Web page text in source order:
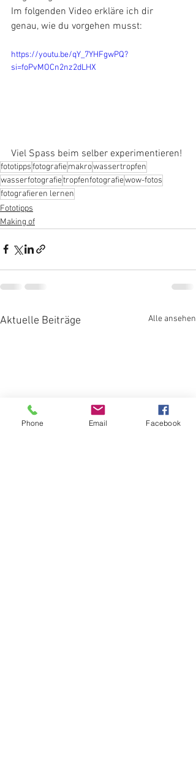
Im folgenden Video erkläre ich dir
genau, wie du vorgehen musst:
https://youtu.be/qY_7YHFgwPQ?
si=foPvMOCn2nz2dLHX
Viel Spass beim selber experimentieren!
fototippsfotografiemakrowassertropfen
wasserfotografietropfenfotografiewow-fotos
fotografieren lernen
Fototipps
Making of
Aktuelle Beiträge Alle ansehen
Phone Email Facebook